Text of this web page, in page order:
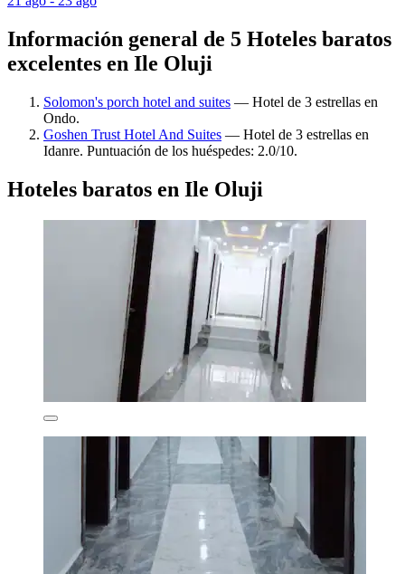
Información general de 5 Hoteles baratos
excelentes en Ile Oluji
Solomon's porch hotel and suites — Hotel de 3 estrellas en
Ondo.
Goshen Trust Hotel And Suites — Hotel de 3 estrellas en
Idanre. Puntuación de los huéspedes: 2.0/10.
Hoteles baratos en Ile Oluji